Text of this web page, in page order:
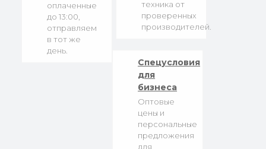
оплаченные
до 13:00,
отправляем
в тот же
день.
техника от
проверенных
производителей.
Спецусловия
для
бизнеса
Оптовые
цены и
персональные
предложения
для